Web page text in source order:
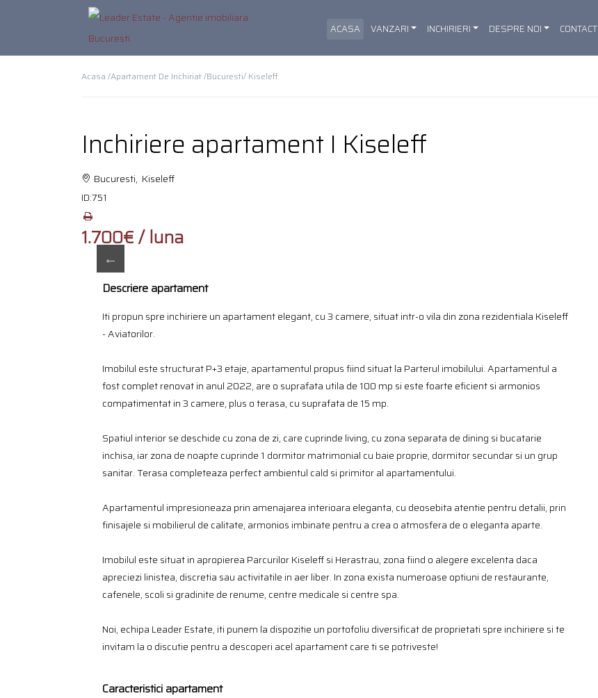
ACASA VANZARI INCHIRIERI DESPRE NOI CONTACT
Acasa /Apartament De Inchiriat /Bucuresti/ Kiseleff
Inchiriere apartament I Kiseleff
Bucuresti, Kiseleff
ID:751
1.700€ / luna
Descriere apartament
Iti propun spre inchiriere un apartament elegant, cu 3 camere, situat intr-o vila din zona rezidentiala Kiseleff
- Aviatorilor.
Imobilul este structurat P+3 etaje, apartamentul propus fiind situat la Parterul imobilului. Apartamentul a
fost complet renovat in anul 2022, are o suprafata utila de 100 mp si este foarte eficient si armonios
compatimentat in 3 camere, plus o terasa, cu suprafata de 15 mp.
Spatiul interior se deschide cu zona de zi, care cuprinde living, cu zona separata de dining si bucatarie
inchisa, iar zona de noapte cuprinde 1 dormitor matrimonial cu baie proprie, dormitor secundar si un grup
sanitar. Terasa completeaza perfect ambientul cald si primitor al apartamentului.
Apartamentul impresioneaza prin amenajarea interioara eleganta, cu deosebita atentie pentru detalii, prin
finisajele si mobilierul de calitate, armonios imbinate pentru a crea o atmosfera de o eleganta aparte.
Imobilul este situat in apropierea Parcurilor Kiseleff si Herastrau, zona fiind o alegere excelenta daca
apreciezi linistea, discretia sau activitatile in aer liber. In zona exista numeroase optiuni de restaurante,
cafenele, scoli si gradinite de renume, centre medicale si centre spa.
Noi, echipa Leader Estate, iti punem la dispozitie un portofoliu diversificat de proprietati spre inchiriere si te
invitam la o discutie pentru a descoperi acel apartament care ti se potriveste!
Caracteristici apartament